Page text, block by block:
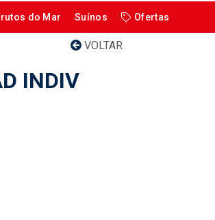
do Mar Suínos Ofertas
VOLTAR
INDIV